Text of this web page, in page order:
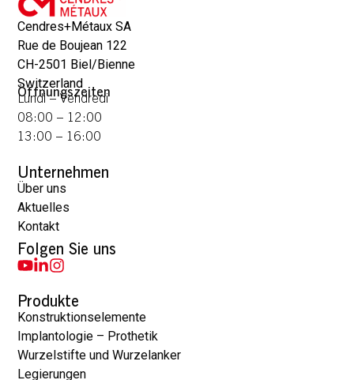
Cendres+Métaux SA
Rue de Boujean 122
CH-2501 Biel/Bienne
Switzerland
Öffnungszeiten
Lundi – Vendredi
08:00 – 12:00
13:00 – 16:00
Unternehmen
Über uns
Aktuelles
Kontakt
Folgen Sie uns
Produkte
Konstruktionselemente
Implantologie – Prothetik
Wurzelstifte und Wurzelanker
Legierungen